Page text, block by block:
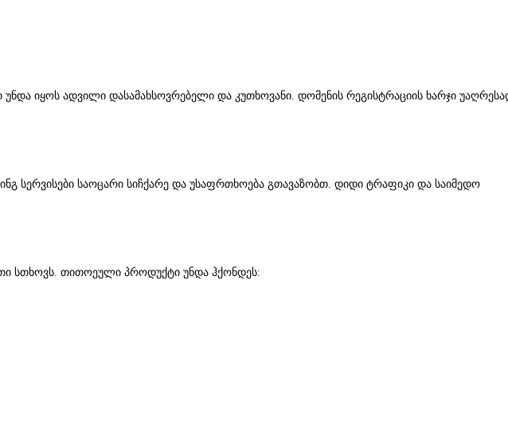
იყოს ადვილი დასამახსოვრებელი და კუთხოვანი. დომენის რეგისტრაციის ხარჯი
სერვისები საოცარი სიჩქარე და უსაფრთხოება გთავაზობთ. დიდი ტრაფიკი და საიმედო
სთხოვს. თითოეული პროდუქტი უნდა ჰქონდეს: